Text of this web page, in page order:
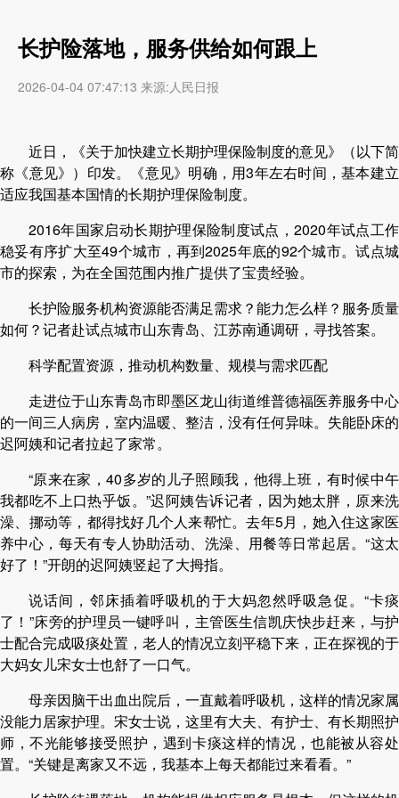
长护险落地，服务供给如何跟上
2026-04-04 07:47:13 来源:人民日报
近日，《关于加快建立长期护理保险制度的意见》（以下简
称《意见》）印发。《意见》明确，用3年左右时间，基本建立
适应我国基本国情的长期护理保险制度。
2016年国家启动长期护理保险制度试点，2020年试点工作
稳妥有序扩大至49个城市，再到2025年底的92个城市。试点城
市的探索，为在全国范围内推广提供了宝贵经验。
长护险服务机构资源能否满足需求？能力怎么样？服务质量
如何？记者赴试点城市山东青岛、江苏南通调研，寻找答案。
科学配置资源，推动机构数量、规模与需求匹配
走进位于山东青岛市即墨区龙山街道维普德福医养服务中心
的一间三人病房，室内温暖、整洁，没有任何异味。失能卧床的
迟阿姨和记者拉起了家常。
“原来在家，40多岁的儿子照顾我，他得上班，有时候中午
我都吃不上口热乎饭。”迟阿姨告诉记者，因为她太胖，原来洗
澡、挪动等，都得找好几个人来帮忙。去年5月，她入住这家医
养中心，每天有专人协助活动、洗澡、用餐等日常起居。“这太
好了！”开朗的迟阿姨竖起了大拇指。
说话间，邻床插着呼吸机的于大妈忽然呼吸急促。“卡痰
了！”床旁的护理员一键呼叫，主管医生信凯庆快步赶来，与护
士配合完成吸痰处置，老人的情况立刻平稳下来，正在探视的于
大妈女儿宋女士也舒了一口气。
母亲因脑干出血出院后，一直戴着呼吸机，这样的情况家属
没能力居家护理。宋女士说，这里有大夫、有护士、有长期照护
师，不光能够接受照护，遇到卡痰这样的情况，也能被从容处
置。“关键是离家又不远，我基本上每天都能过来看看。”